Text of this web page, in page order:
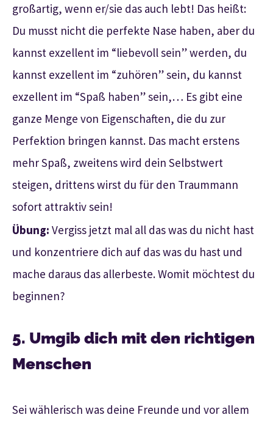
großartig, wenn er/sie das auch lebt! Das heißt:
Du musst nicht die perfekte Nase haben, aber du
kannst exzellent im “liebevoll sein” werden, du
kannst exzellent im “zuhören” sein, du kannst
exzellent im “Spaß haben” sein,… Es gibt eine
ganze Menge von Eigenschaften, die du zur
Perfektion bringen kannst. Das macht erstens
mehr Spaß, zweitens wird dein Selbstwert
steigen, drittens wirst du für den Traummann
sofort attraktiv sein!
Übung: Vergiss jetzt mal all das was du nicht hast
und konzentriere dich auf das was du hast und
mache daraus das allerbeste. Womit möchtest du
beginnen?
5. Umgib dich mit den richtigen
Menschen
Sei wählerisch was deine Freunde und vor allem